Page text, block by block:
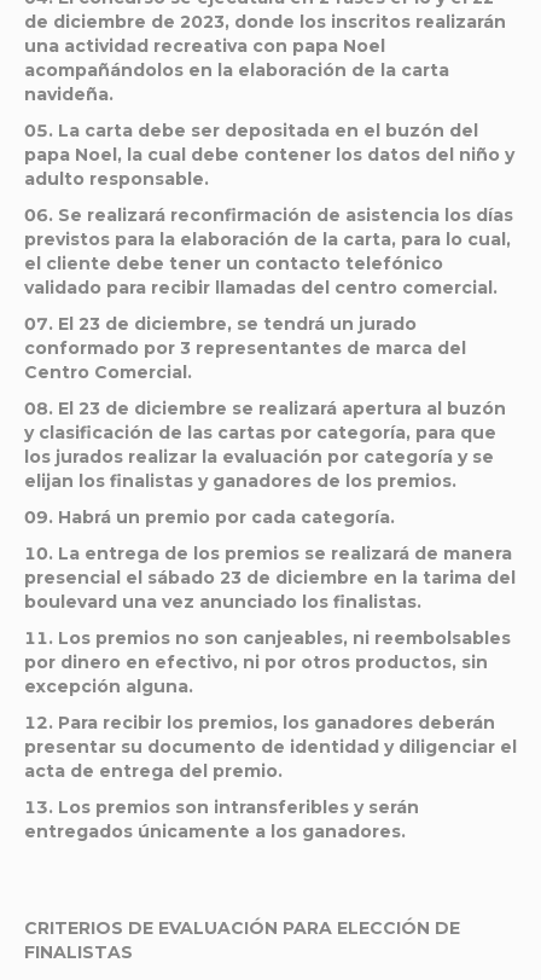
de diciembre de 2023, donde los inscritos realizarán
una actividad recreativa con papa Noel
acompañándolos en la elaboración de la carta
navideña.
La carta debe ser depositada en el buzón del
papa Noel, la cual debe contener los datos del niño y
adulto responsable.
Se realizará reconfirmación de asistencia los días
previstos para la elaboración de la carta, para lo cual,
el cliente debe tener un contacto telefónico
validado para recibir llamadas del centro comercial.
El 23 de diciembre, se tendrá un jurado
conformado por 3 representantes de marca del
Centro Comercial.
El 23 de diciembre se realizará apertura al buzón
y clasificación de las cartas por categoría, para que
los jurados realizar la evaluación por categoría y se
elijan los finalistas y ganadores de los premios.
Habrá un premio por cada categoría.
La entrega de los premios se realizará de manera
presencial el sábado 23 de diciembre en la tarima del
boulevard una vez anunciado los finalistas.
Los premios no son canjeables, ni reembolsables
por dinero en efectivo, ni por otros productos, sin
excepción alguna.
Para recibir los premios, los ganadores deberán
presentar su documento de identidad y diligenciar el
acta de entrega del premio.
Los premios son intransferibles y serán
entregados únicamente a los ganadores.
CRITERIOS DE EVALUACIÓN PARA ELECCIÓN DE
FINALISTAS